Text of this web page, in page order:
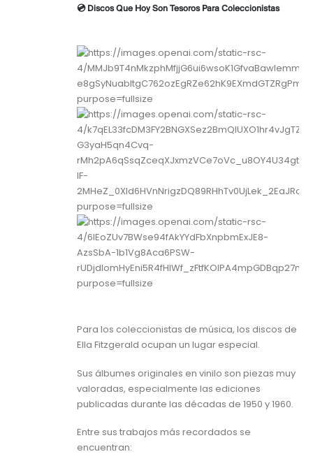
💿 Discos Que Hoy Son Tesoros Para Coleccionistas
Para los coleccionistas de música, los discos de
Ella Fitzgerald ocupan un lugar especial.
Sus álbumes originales en vinilo son piezas muy
valoradas, especialmente las ediciones
publicadas durante las décadas de 1950 y 1960.
Entre sus trabajos más recordados se
encuentran: